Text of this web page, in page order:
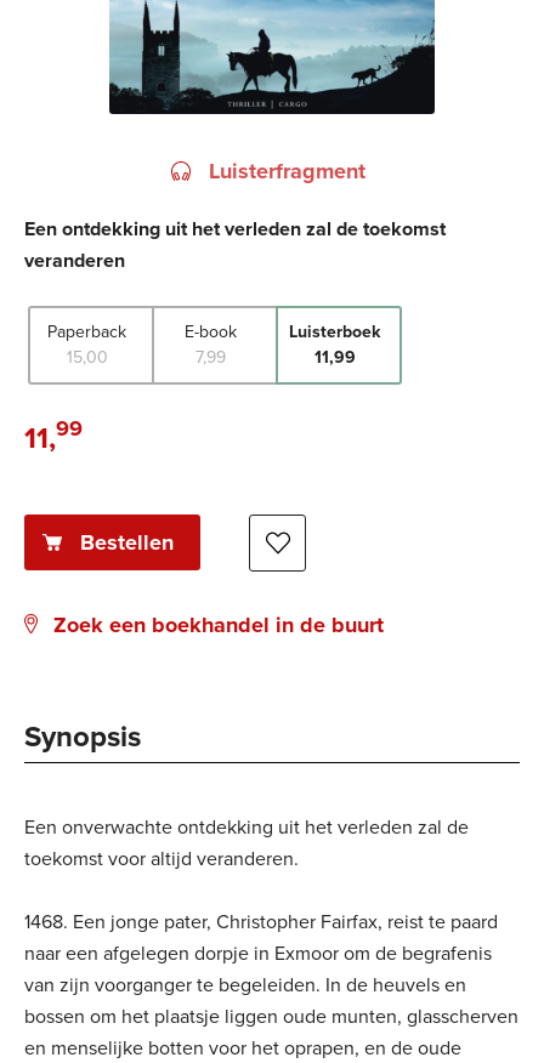
Een ontdekking uit het verleden zal de toekomst
veranderen
Paperback
15,00
E-book
7,99
Luisterboek
11,99
Luisterboek:
11,99
Bestellen
Zoek een boekhandel in de buurt
Luisterfragment
Synopsis
Een onverwachte ontdekking uit het verleden zal de
toekomst voor altijd veranderen.
1468. Een jonge pater, Christopher Fairfax, reist te paard
naar een afgelegen dorpje in Exmoor om de begrafenis
van zijn voorganger te begeleiden. In de heuvels en
bossen om het plaatsje liggen oude munten, glasscherven
en menselijke botten voor het oprapen, en de oude